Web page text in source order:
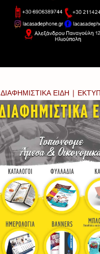
ΔΙΑΦΗΜΙΣΤΙΚΑ ΕΙΔΗ |